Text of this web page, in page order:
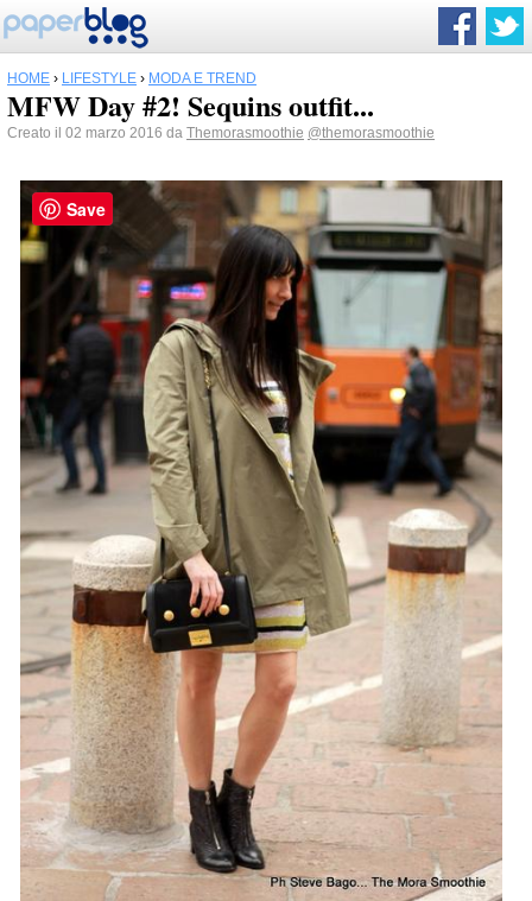
HOME › LIFESTYLE › MODA E TREND
MFW Day #2! Sequins outfit...
Creato il 02 marzo 2016 da Themorasmoothie @themorasmoothie
Save